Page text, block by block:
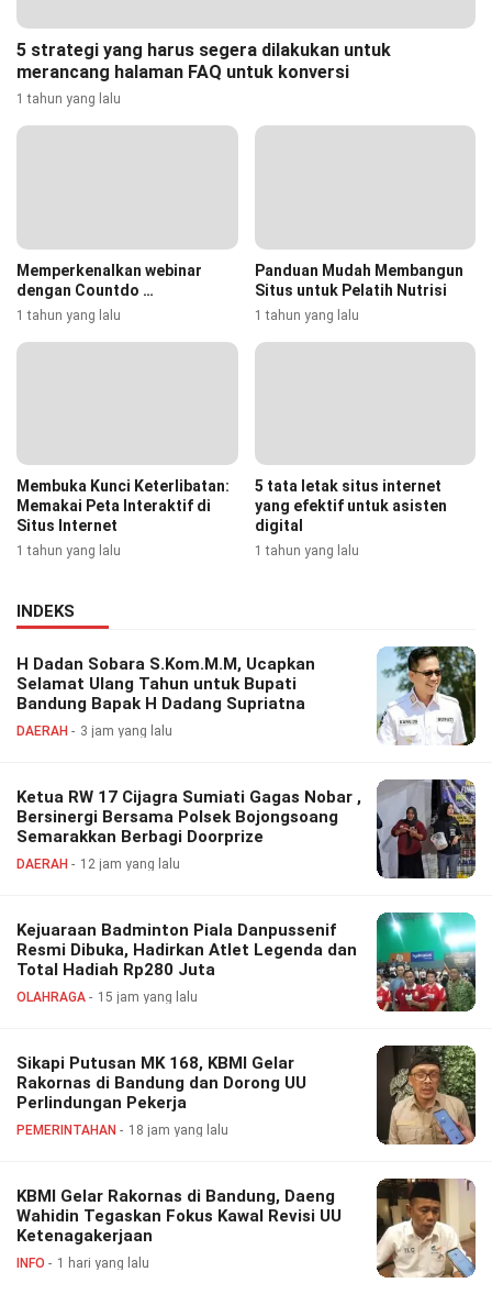
5 strategi yang harus segera dilakukan untuk
merancang halaman FAQ untuk konversi
1 tahun yang lalu
Memperkenalkan webinar
dengan Countdo …
1 tahun yang lalu
Panduan Mudah Membangun
Situs untuk Pelatih Nutrisi
1 tahun yang lalu
Membuka Kunci Keterlibatan:
Memakai Peta Interaktif di
Situs Internet
1 tahun yang lalu
5 tata letak situs internet
yang efektif untuk asisten
digital
1 tahun yang lalu
INDEKS
H Dadan Sobara S.Kom.M.M, Ucapkan
Selamat Ulang Tahun untuk Bupati
Bandung Bapak H Dadang Supriatna
DAERAH 3 jam yang lalu
Ketua RW 17 Cijagra Sumiati Gagas Nobar ,
Bersinergi Bersama Polsek Bojongsoang
Semarakkan Berbagi Doorprize
DAERAH 12 jam yang lalu
Kejuaraan Badminton Piala Danpussenif
Resmi Dibuka, Hadirkan Atlet Legenda dan
Total Hadiah Rp280 Juta
OLAHRAGA 15 jam yang lalu
Sikapi Putusan MK 168, KBMI Gelar
Rakornas di Bandung dan Dorong UU
Perlindungan Pekerja
PEMERINTAHAN 18 jam yang lalu
KBMI Gelar Rakornas di Bandung, Daeng
Wahidin Tegaskan Fokus Kawal Revisi UU
Ketenagakerjaan
INFO 1 hari yang lalu